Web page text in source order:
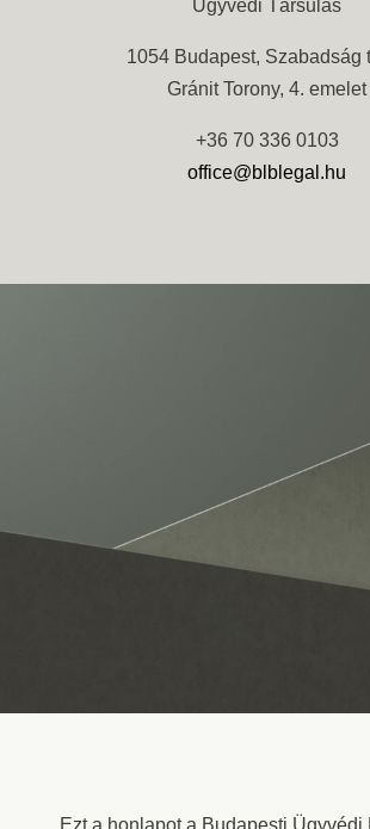
Ügyvédi Társulás
1054 Budapest, Szabadság
Gránit Torony, 4. emelet
+36 70 336 0103
office@blblegal.hu
Ezt a honlapot a Budapesti Ügyvédi